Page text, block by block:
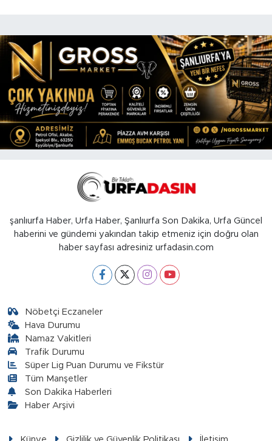
şanlıurfa Haber, Urfa Haber, Şanlıurfa Son Dakika, Urfa Güncel
haberini ve gündemi yakından takip etmeniz için doğru olan
haber sayfası adresiniz urfadasin.com
Nöbetçi Eczaneler
Hava Durumu
Namaz Vakitleri
Trafik Durumu
Süper Lig Puan Durumu ve Fikstür
Tüm Manşetler
Son Dakika Haberleri
Haber Arşivi